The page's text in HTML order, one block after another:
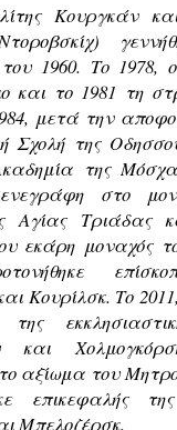
Κουργκάν
1960. Το 1978,
και το 1981 τη
μετά την
Σχολή της
της
στο
Αγίας Τριάδας
εκάρη μοναχός
Κουρίλσκ. Το
της
και
αξίωμα του
επικεφαλής
Μπελοζέρσκ.